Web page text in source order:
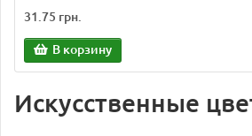
31.75 грн.
В корзину
Искусственные